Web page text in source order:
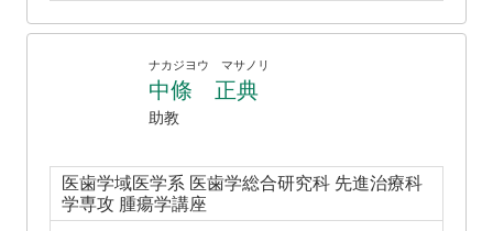
ナカジヨウ マサノリ
中條 正典
助教
医歯学域医学系 医歯学総合研究科 先進治療科
学専攻 腫瘍学講座